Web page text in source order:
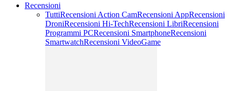
Recensioni
TuttiRecensioni Action CamRecensioni AppRecensioni
DroniRecensioni Hi-TechRecensioni LibriRecensioni
Programmi PCRecensioni SmartphoneRecensioni
SmartwatchRecensioni VideoGame